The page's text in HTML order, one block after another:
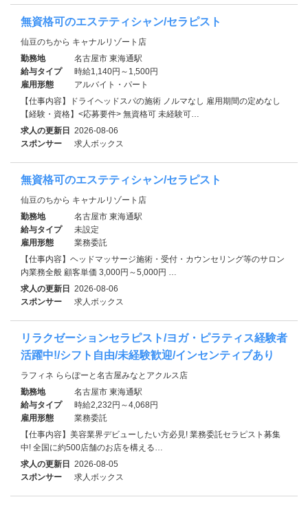
無資格可のエステティシャン/セラピスト
仙豆のちから キャナルリゾート店
勤務地
名古屋市 東海通駅
給与タイプ
時給1,140円～1,500円
雇用形態
アルバイト・パート
【仕事内容】ドライヘッドスパの施術 ノルマなし 雇用期間の定めなし
【経験・資格】<応募要件> 無資格可 未経験可…
求人の更新日 2026-08-06
スポンサー
求人ボックス
無資格可のエステティシャン/セラピスト
仙豆のちから キャナルリゾート店
勤務地
名古屋市 東海通駅
給与タイプ
未設定
雇用形態
業務委託
【仕事内容】ヘッドマッサージ施術・受付・カウンセリング等のサロン
内業務全般 顧客単価 3,000円～5,000円 …
求人の更新日 2026-08-06
スポンサー
求人ボックス
リラクゼーションセラピスト/ヨガ・ピラティス経験者
活躍中!/シフト自由/未経験歓迎/インセンティブあり
ラフィネ ららぽーと名古屋みなとアクルス店
勤務地
名古屋市 東海通駅
給与タイプ
時給2,232円～4,068円
雇用形態
業務委託
【仕事内容】美容業界デビューしたい方必見! 業務委託セラピスト募集
中! 全国に約500店舗のお店を構える…
求人の更新日 2026-08-05
スポンサー
求人ボックス